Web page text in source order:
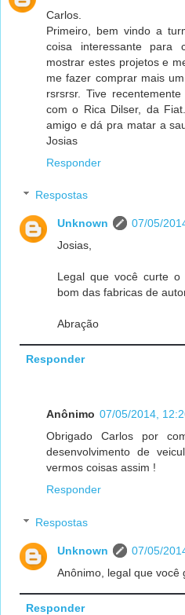
Carlos.
Primeiro, bem vindo a
coisa interessante para
mostrar estes projetos e
me fazer comprar mais
rsrsrsr. Tive
com o Rica Dilser, da
amigo e dá pra matar a
Josias
Responder
Respostas
Unknown
07/05/
Josias,
Legal que você curte o
bom das fabricas de
Abração
Responder
Anônimo 07/05/2014,
Obrigado Carlos por
desenvolvimento de
vermos coisas assim !
Responder
Respostas
Unknown
07/05/
Anônimo, legal que você
Responder